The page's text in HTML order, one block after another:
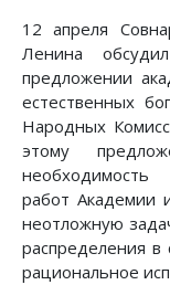
12 апреля
Ленина
предложении
естественных
Народных
этому
необходимость
работ Академии
неотложную
распределения
рациональное